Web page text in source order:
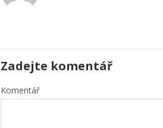
Zadejte komentář
Komentář